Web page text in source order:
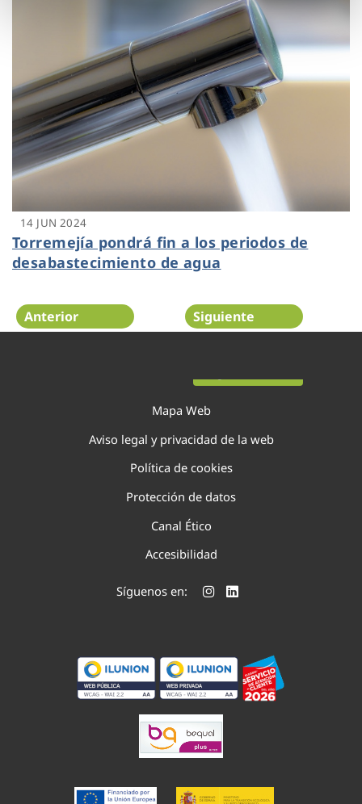
14 JUN 2024
Torremejía pondrá fin a los periodos de
desabastecimiento de agua
Anterior Siguiente
Mapa Web
Aviso legal y privacidad de la web
Política de cookies
Protección de datos
Canal Ético
Accesibilidad
Síguenos en: